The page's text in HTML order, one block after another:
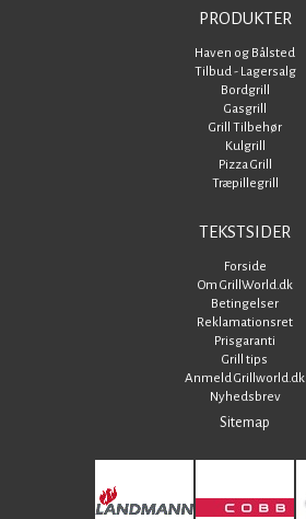
PRODUKTER
Haven og Bålsted
Tilbud - Lagersalg
Bordgrill
Gasgrill
Grill Tilbehør
Kulgrill
Pizza Grill
Træpillegrill
TEKSTSIDER
Forside
Om GrillWorld.dk
Betingelser
Reklamationsret
Prisgaranti
Grill tips
Anmeld Grillworld.dk
Nyhedsbrev
Sitemap